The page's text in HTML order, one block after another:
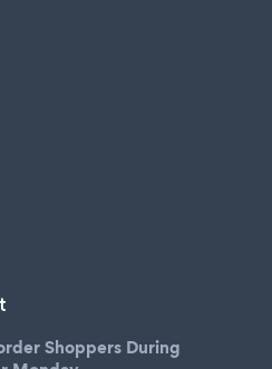
Shoppers During